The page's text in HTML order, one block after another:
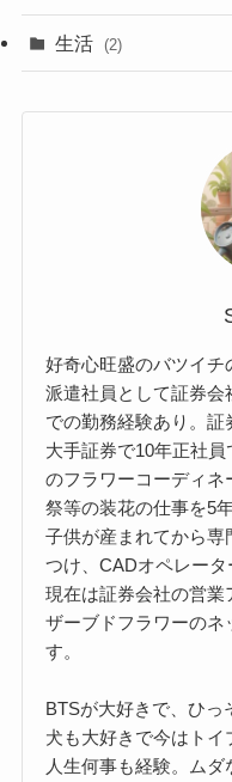
生活 (2)
好奇心旺盛のバツイチ
派遣社員として証券会
での勤務経験あり。証
大手証券で10年正社
のフラワーコーディ
祭等の装花の仕事を5年
子供が産まれてから専
つけ、CADオペレータ
現在は証券会社の営業
ザーブドフラワーのネ
す。
BTSが大好きで、ひっ
犬も大好きで今はトイ
人生何事も経験。ム